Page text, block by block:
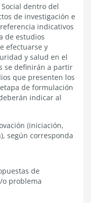
dentro del
de investigación e
indicativos
de estudios
efectuarse y
y salud en el
se definirán a partir
que presenten los
de formulación
indicar al
(iniciación,
según corresponda
de
problema